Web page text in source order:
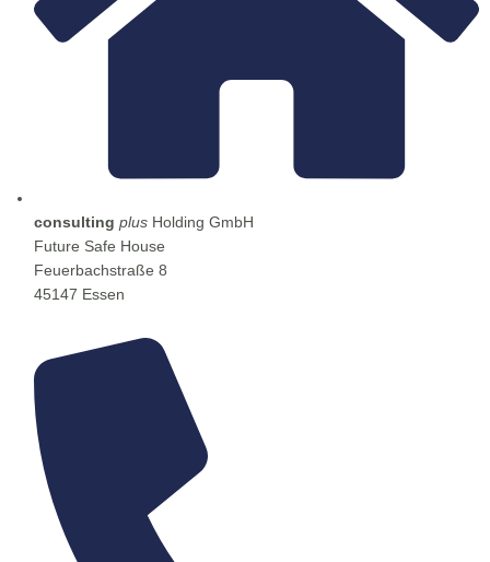
consulting plus Holding GmbH
Future Safe House
Feuerbachstraße 8
45147 Essen